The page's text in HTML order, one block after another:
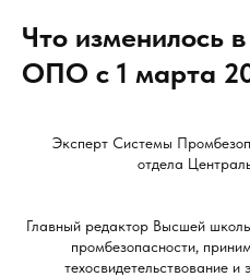
Что изменилось
ОПО с 1 марта
Эксперт Системы
отдела
Главный редактор Высшей
промбезопасности,
техосвидетельствование и